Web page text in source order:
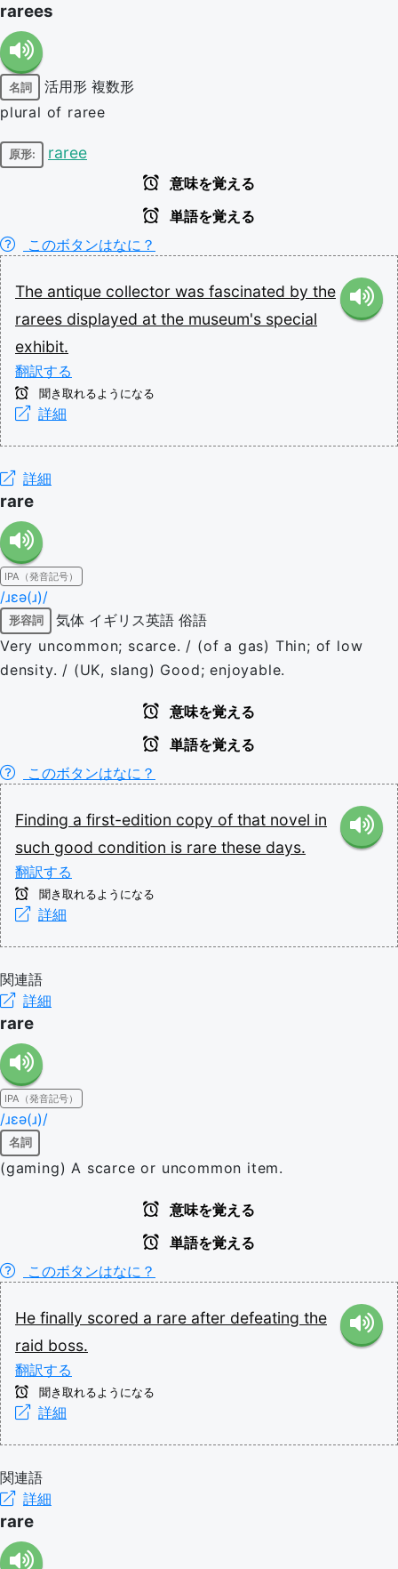
rarees
名詞 活用形 複数形
plural of raree
原形: raree
意味を覚える
単語を覚える
このボタンはなに？
The antique collector was fascinated by the
rarees displayed at the museum's special
exhibit.
翻訳する
聞き取れるようになる
詳細
詳細
rare
IPA（発音記号）
/ɹɛə(ɹ)/
形容詞 気体 イギリス英語 俗語
Very uncommon; scarce. / (of a gas) Thin; of low
density. / (UK, slang) Good; enjoyable.
意味を覚える
単語を覚える
このボタンはなに？
Finding a first-edition copy of that novel in
such good condition is rare these days.
翻訳する
聞き取れるようになる
詳細
関連語
詳細
rare
IPA（発音記号）
/ɹɛə(ɹ)/
名詞
(gaming) A scarce or uncommon item.
意味を覚える
単語を覚える
このボタンはなに？
He finally scored a rare after defeating the
raid boss.
翻訳する
聞き取れるようになる
詳細
関連語
詳細
rare